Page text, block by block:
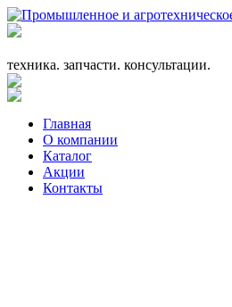
техника. запчасти. консультации.
Главная
О компании
Каталог
Акции
Контакты